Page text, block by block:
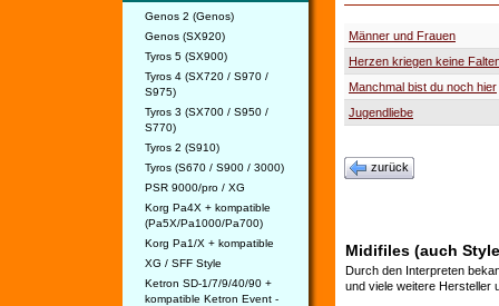
Genos 2 (Genos)
Genos (SX920)
Tyros 5 (SX900)
Tyros 4 (SX720 / S970 /
S975)
Tyros 3 (SX700 / S950 /
S770)
Tyros 2 (S910)
Tyros (S670 / S900 / 3000)
PSR 9000/pro / XG
Korg Pa4X + kompatible
(Pa5X/Pa1000/Pa700)
Korg Pa1/X + kompatible
XG / SFF Style
Ketron SD-1/7/9/40/90 +
kompatible Ketron Event -
Männer und Frauen
Herzen kriegen keine
Manchmal bist du noch hier
Jugendliebe
zurück
Midifiles (auch
Durch den Interpreten
und viele weitere Hersteller